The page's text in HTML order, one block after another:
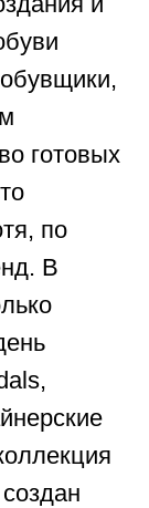
готовых
по
В